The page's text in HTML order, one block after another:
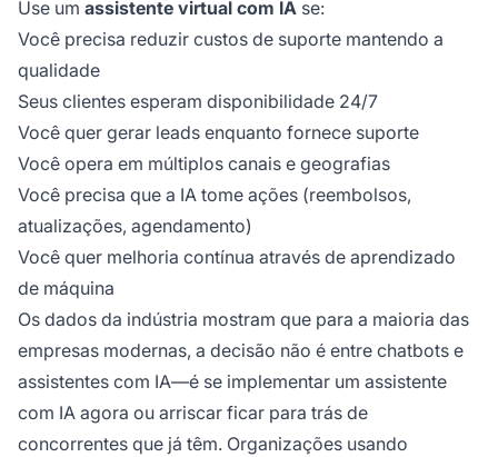
Use um assistente virtual com IA se:
Você precisa reduzir custos de suporte mantendo a
qualidade
Seus clientes esperam disponibilidade 24/7
Você quer gerar leads enquanto fornece suporte
Você opera em múltiplos canais e geografias
Você precisa que a IA tome ações (reembolsos,
atualizações, agendamento)
Você quer melhoria contínua através de aprendizado
de máquina
Os dados da indústria mostram que para a maioria das
empresas modernas, a decisão não é entre chatbots e
assistentes com IA—é se implementar um assistente
com IA agora ou arriscar ficar para trás de
concorrentes que já têm. Organizações usando